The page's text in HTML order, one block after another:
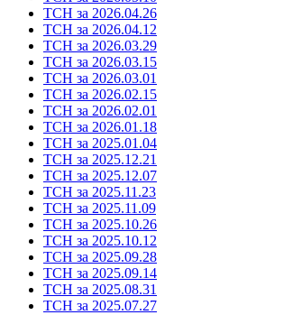
ТСН за 2026.04.26
ТСН за 2026.04.12
ТСН за 2026.03.29
ТСН за 2026.03.15
ТСН за 2026.03.01
ТСН за 2026.02.15
ТСН за 2026.02.01
ТСН за 2026.01.18
ТСН за 2025.01.04
ТСН за 2025.12.21
ТСН за 2025.12.07
ТСН за 2025.11.23
ТСН за 2025.11.09
ТСН за 2025.10.26
ТСН за 2025.10.12
ТСН за 2025.09.28
ТСН за 2025.09.14
ТСН за 2025.08.31
ТСН за 2025.07.27